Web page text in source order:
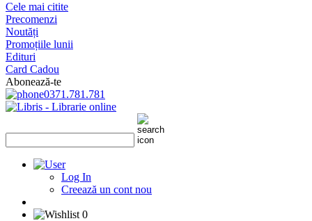
Cele mai citite
Precomenzi
Noutăți
Promoțiile lunii
Edituri
Card Cadou
Abonează-te
0371.781.781
Log In
Creează un cont nou
0